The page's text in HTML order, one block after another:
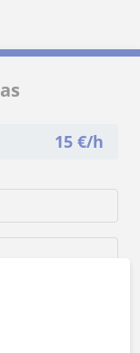
15 €/h